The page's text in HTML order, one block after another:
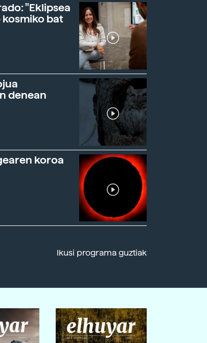
"Eklipsea
bat
denean
koroa
Ikusi programa guztiak